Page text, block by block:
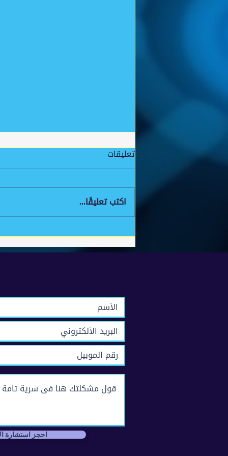
كيفية تقديم بلاغ في مباحث
الانترنت بشكل صحيح
تعليقات
اكتب تعليقًا...
احجز استشارة